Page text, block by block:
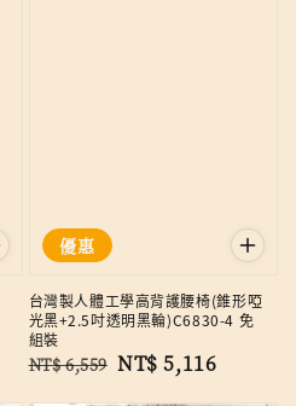
優惠
台灣製人體工學高背護腰椅(錐形啞
光黑+2.5吋透明黑輪)C6830-4 免
組裝
Regular
NT$ 6,559 Sale
NT$ 5,116